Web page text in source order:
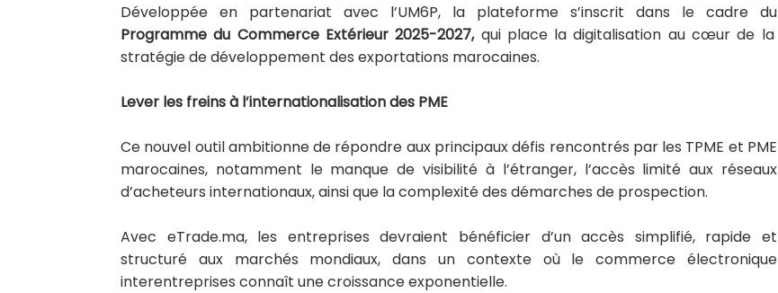
Développée en partenariat avec l’UM6P, la plateforme s’inscrit dans le cadre du
Programme du Commerce Extérieur 2025-2027, qui place la digitalisation au cœur de la
stratégie de développement des exportations marocaines.
Lever les freins à l’internationalisation des PME
Ce nouvel outil ambitionne de répondre aux principaux défis rencontrés par les TPME et PME
marocaines, notamment le manque de visibilité à l’étranger, l’accès limité aux réseaux
d’acheteurs internationaux, ainsi que la complexité des démarches de prospection.
Avec eTrade.ma, les entreprises devraient bénéficier d’un accès simplifié, rapide et
structuré aux marchés mondiaux, dans un contexte où le commerce électronique
interentreprises connaît une croissance exponentielle.